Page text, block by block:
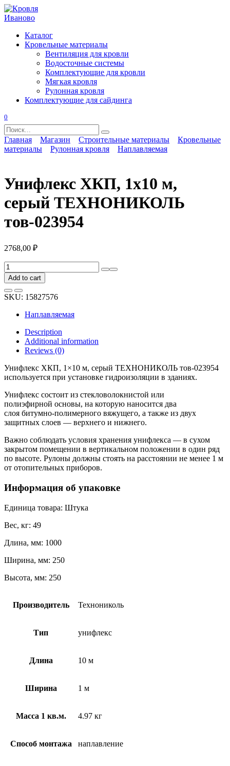
Перейти
к
Каталог
Кровельные материалы
Вентиляция для кровли
Водосточные системы
Комплектующие для кровли
Мягкая кровля
Рулонная кровля
Комплектующие для сайдинга
0
Search
for:
Главная Магазин Строительные материалы
Кровельные
материалы
Рулонная кровля Наплавляемая
Унифлекс ХКП, 1x10 м,
серый ТЕХНОНИКОЛЬ
тов-023954
2768,00 ₽
Унифлекс
ХКП,
1x10
м,
серый
ТЕХНОНИКОЛЬ
тов-023954
quantity
Add to cart
SKU: 15827576
Наплавляемая
Description
Additional information
Reviews (0)
Унифлекс ХКП, 1×10 м, серый ТЕХНОНИКОЛЬ тов-023954
используется при установке гидроизоляции в зданиях.
Унифлекс состоит из стекловолокнистой или
полиэфирной основы, на которую наносится два
слоя битумно-полимерного вяжущего, а также из двух
защитных слоев — верхнего и нижнего.
Важно соблюдать условия хранения унифлекса — в сухом
закрытом помещении в вертикальном положении в один ряд
по высоте. Рулоны должны стоять на расстоянии не менее 1 м
от отопительных приборов.
Информация об упаковке
Единица товара: Штука
Вес, кг: 49
Длина, мм: 1000
Ширина, мм: 250
Высота, мм: 250
Производитель Технониколь
Тип унифлекс
Длина 10 м
Ширина 1 м
Масса 1 кв.м. 4.97 кг
Способ монтажа наплавление